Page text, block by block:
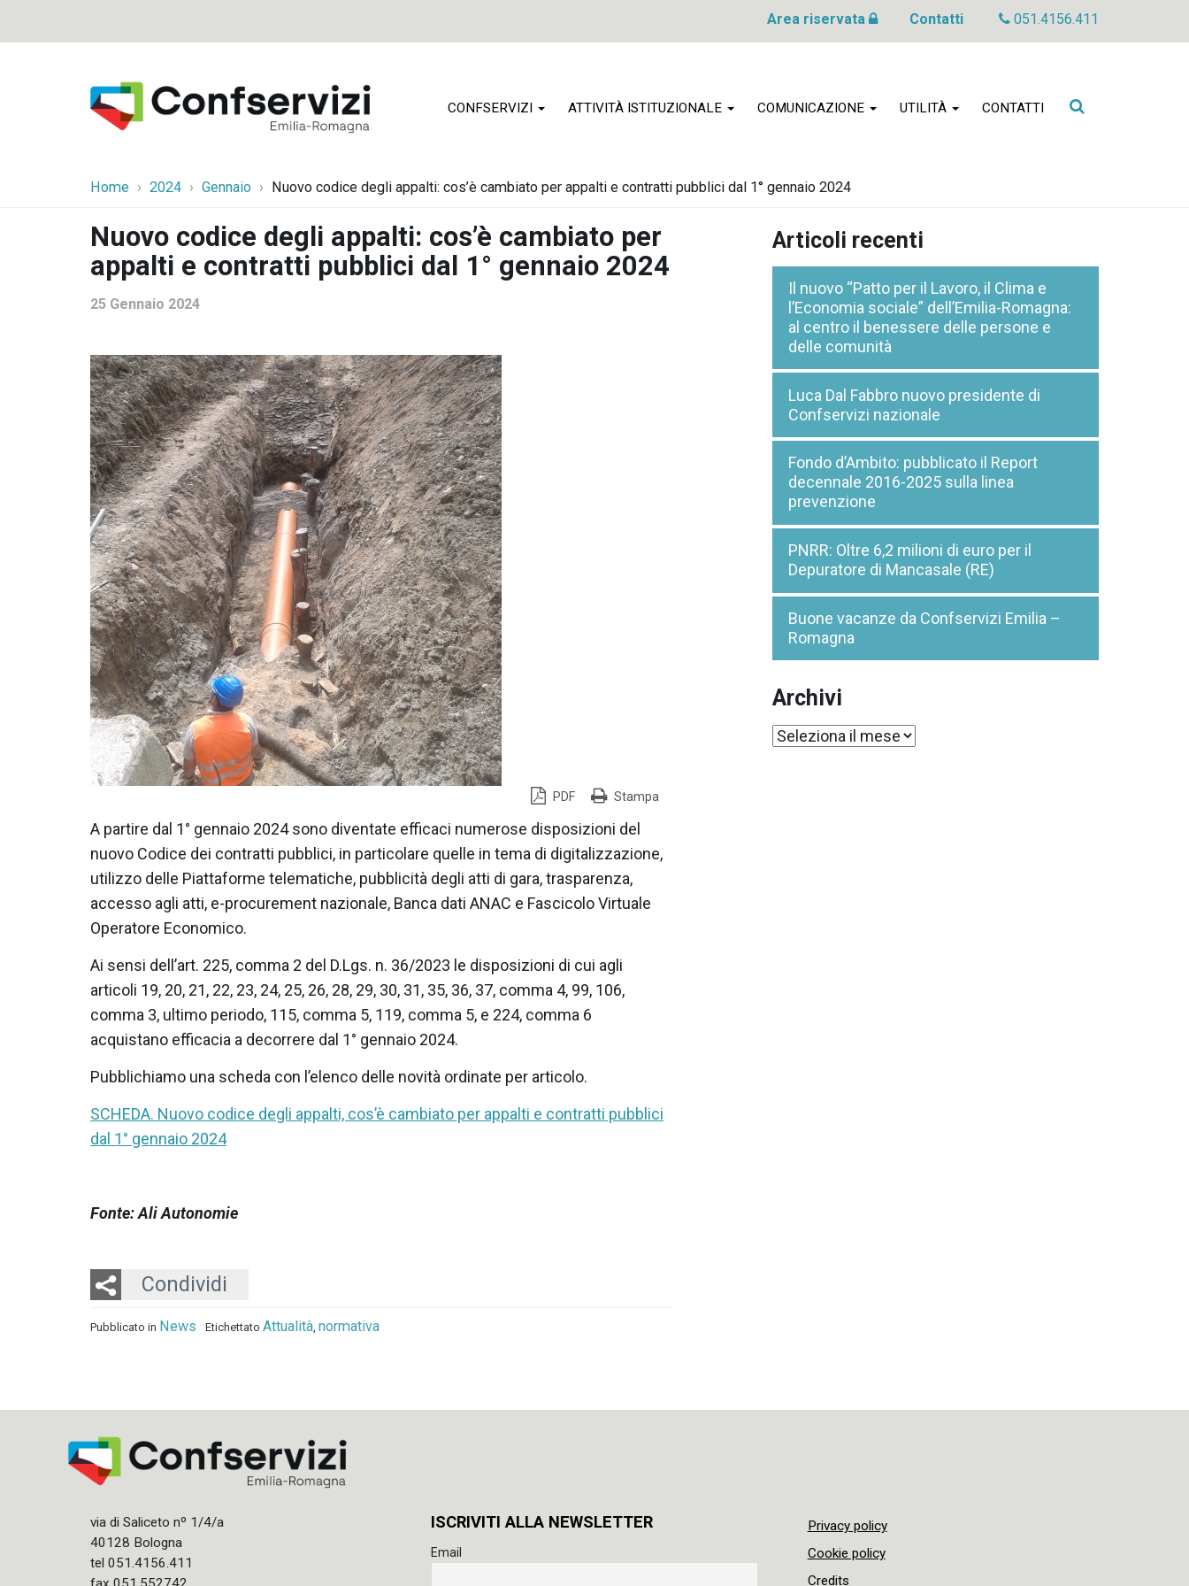
Area riservata Contatti 051.4156.411
CONFSERVIZI ATTIVITÀ ISTITUZIONALE COMUNICAZIONE UTILITÀ CONTATTI
Cerca
Home 2024 Gennaio Nuovo codice degli appalti: cos’è cambiato per appalti e contratti pubblici dal 1° gennaio 2024
Nuovo codice degli appalti: cos’è cambiato per
appalti e contratti pubblici dal 1° gennaio 2024
25 Gennaio 2024
PDF Stampa
A partire dal 1° gennaio 2024 sono diventate efficaci numerose disposizioni del
nuovo Codice dei contratti pubblici, in particolare quelle in tema di digitalizzazione,
utilizzo delle Piattaforme telematiche, pubblicità degli atti di gara, trasparenza,
accesso agli atti, e-procurement nazionale, Banca dati ANAC e Fascicolo Virtuale
Operatore Economico.
Ai sensi dell’art. 225, comma 2 del D.Lgs. n. 36/2023 le disposizioni di cui agli
articoli 19, 20, 21, 22, 23, 24, 25, 26, 28, 29, 30, 31, 35, 36, 37, comma 4, 99, 106,
comma 3, ultimo periodo, 115, comma 5, 119, comma 5, e 224, comma 6
acquistano efficacia a decorrere dal 1° gennaio 2024.
Pubblichiamo una scheda con l’elenco delle novità ordinate per articolo.
SCHEDA. Nuovo codice degli appalti, cos’è cambiato per appalti e contratti pubblici
dal 1° gennaio 2024
Fonte: Ali Autonomie
Condividi
Twitter
LinkedIn
Email
Pubblicato in News Etichettato Attualità, normativa
Articoli recenti
Il nuovo “Patto per il Lavoro, il Clima e
l’Economia sociale” dell’Emilia-Romagna:
al centro il benessere delle persone e
delle comunità
Luca Dal Fabbro nuovo presidente di
Confservizi nazionale
Fondo d’Ambito: pubblicato il Report
decennale 2016-2025 sulla linea
prevenzione
PNRR: Oltre 6,2 milioni di euro per il
Depuratore di Mancasale (RE)
Buone vacanze da Confservizi Emilia –
Romagna
Archivi
Archivi
via di Saliceto nº 1/4/a
40128 Bologna
tel 051.4156.411
ISCRIVITI ALLA NEWSLETTER
Email
Privacy policy
Cookie policy
Credits